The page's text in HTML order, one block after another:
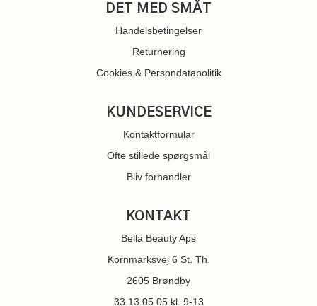
DET MED SMÅT
Handelsbetingelser
Returnering
Cookies & Persondatapolitik
KUNDESERVICE
Kontaktformular
Ofte stillede spørgsmål
Bliv forhandler
KONTAKT
Bella Beauty Aps
Kornmarksvej 6 St. Th.
2605 Brøndby
33 13 05 05kl. 9-13